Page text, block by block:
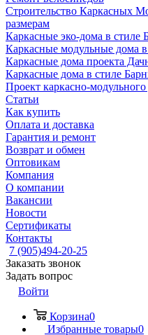
Строительство Каркасных
размерам
Каркасные эко-дома в стиле
Каркасные модульные дома
Каркасные дома проекта
Каркасные дома в стиле
Проект каркасно-
Статьи
Как купить
Оплата и доставка
Гарантия и ремонт
Возврат и обмен
Оптовикам
Компания
О компании
Вакансии
Новости
Сертификаты
Контакты
7 (905)494-20-25
Заказать звонок
Задать вопрос
Войти
Корзина0
Избранные товары0